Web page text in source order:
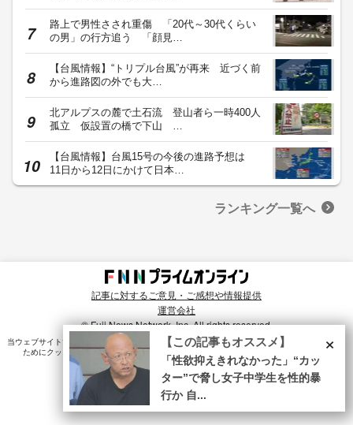
路上で男性さされ重傷 「20代～30代くらい
の男」の行方追う 「顔見…
【台風情報】“トリプル台風”が再来 近づく前
から進路図の外でも大…
北アルプスの麓で土石流 登山者ら一時400人
孤立 仮設置の橋で下山 …
【台風情報】台風15号の今後の進路予想は
11日から12日にかけて日本…
ランキング一覧へ
記事に対するご意見・ご感想や情報提供
運営会社
© Fuji News Network, Inc. All rights reserved.
当ウェブサイトでは、ユーザのニーズ・興味・関⼼に合致したコンテンツや広告配信を提供する
ためにクッキーを使⽤しています。詳細は、プライバシーポリシー をご確認ください。×
【この記事もオススメ】
「性欲抑えきれなかった」“カッ
ター”で脅し女子中学生を性的暴
行か 自...